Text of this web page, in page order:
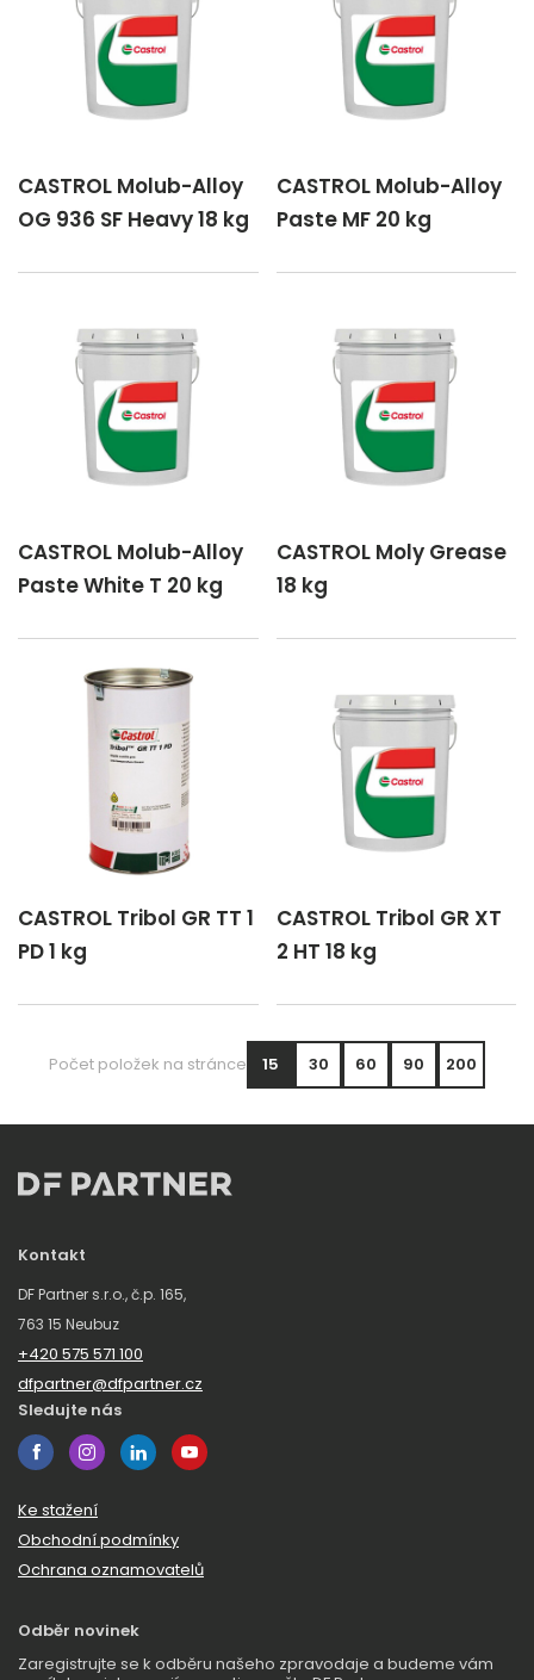
CASTROL Molub-Alloy
OG 936 SF Heavy 18 kg
CASTROL Molub-Alloy
Paste MF 20 kg
CASTROL Molub-Alloy
Paste White T 20 kg
CASTROL Moly Grease
18 kg
CASTROL Tribol GR TT 1
PD 1 kg
CASTROL Tribol GR XT
2 HT 18 kg
Počet položek na stránce 15 30 60 90 200
Kontakt
DF Partner s.r.o., č.p. 165,
763 15 Neubuz
+420 575 571 100
dfpartner@dfpartner.cz
Sledujte nás
Ke stažení
Obchodní podmínky
Ochrana oznamovatelů
Odběr novinek
Zaregistrujte se k odběru našeho zpravodaje a budeme vám